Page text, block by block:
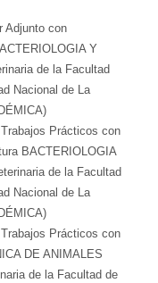
Adjunto con
Y
de la Facultad
Nacional de La
Prácticos con
BACTERIOLOGIA
de la Facultad
Nacional de La
Prácticos con
DE ANIMALES
de la Facultad de